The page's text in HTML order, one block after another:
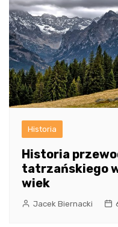
Historia
Historia
tatrzańskiego
wiek
Jacek Biernacki